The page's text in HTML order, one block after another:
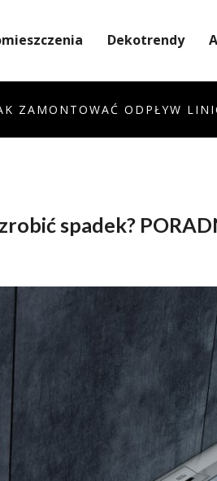
Dekotrendy
ZAMONTOWAĆ ODPŁYW
spadek?